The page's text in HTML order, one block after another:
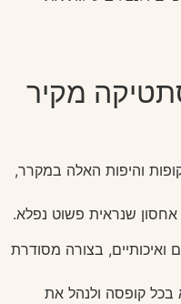
מקיר
והיפות האלה במקרר,
אחסון שנראית פשוט נפלא.
ואיכותיים, בצורה מסודרת
קופסה ולנהל את